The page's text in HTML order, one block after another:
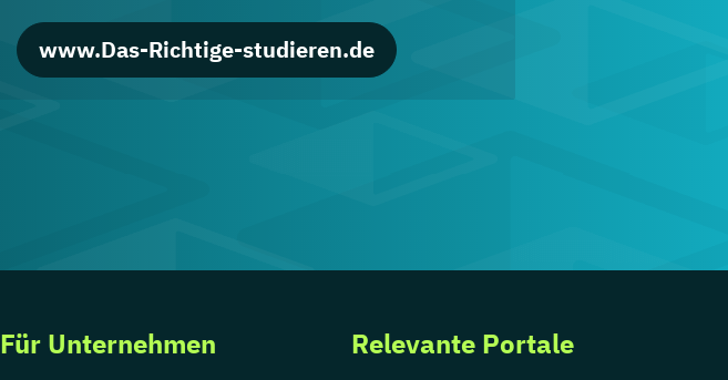
www.Das-Richtige-studieren.de
Für Unternehmen Relevante Portale